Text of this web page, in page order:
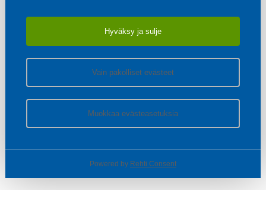
Hyväksy ja sulje
Vain pakolliset evästeet
Muokkaa evästeasetuksia
Powered by Rehti Consent